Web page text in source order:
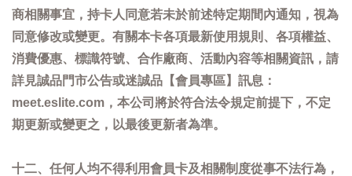
商相關事宜，持卡人同意若未於前述特定期間內通知，視為
同意修改或變更。有關本卡各項最新使用規則、各項權益、
消費優惠、標識符號、合作廠商、活動內容等相關資訊，請
詳見誠品門市公告或迷誠品【會員專區】訊息：
meet.eslite.com，本公司將於符合法令規定前提下，不定
期更新或變更之，以最後更新者為準。
十二、任何人均不得利用會員卡及相關制度從事不法行為，